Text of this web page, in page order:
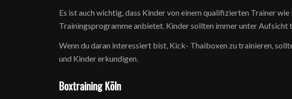
Es ist auch wichtig, dass Kinder von einem qualifizierten Trainer
Trainingsprogramme anbietet. Kinder sollten immer unter Aufsicht
Wenn du daran interessiert bist, Kick- Thaiboxen zu trainieren,
und Kinder erkundigen.
Boxtraining Köln